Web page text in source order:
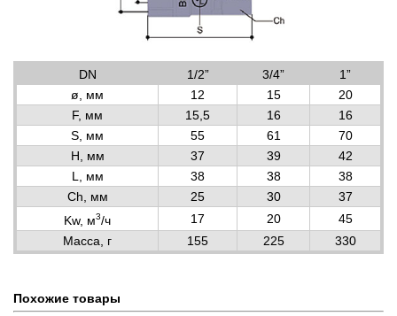
DN 1/2” 3/4”
1”
ø, мм
12 15
20
F, мм
15,5 16
16
S, мм
55 61
70
H, мм
37 39
42
L, мм
38 38
38
Ch, мм
25 30
37
Kw, м3/ч 17 20
45
Масса, г
155 225 330
Похожие товары